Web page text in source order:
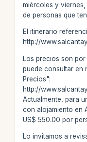
miércoles y
de personas que
El itinerario
http://
Los precios son
puede consultar en
Precios":
http://
Actualmente, para
con alojamiento en
US$ 550.00 por
Lo invitamos a